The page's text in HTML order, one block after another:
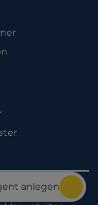
Justimmo /
anlegen